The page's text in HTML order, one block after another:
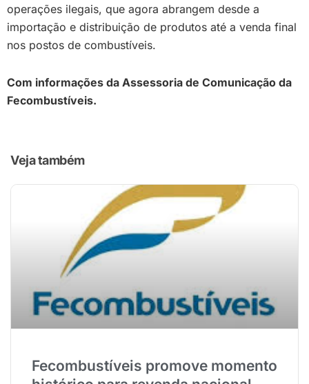
operações ilegais, que agora abrangem desde a
importação e distribuição de produtos até a venda final
nos postos de combustíveis.
Com informações da Assessoria de Comunicação da
Fecombustíveis.
Veja também
Fecombustíveis promove momento